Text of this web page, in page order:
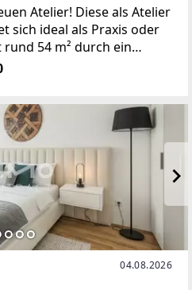
Atelier! Diese als Atelier
sich ideal als Praxis oder
54 m² durch ein
Raumkonzept. Drei
Zimmer mit großen
04.08.2026